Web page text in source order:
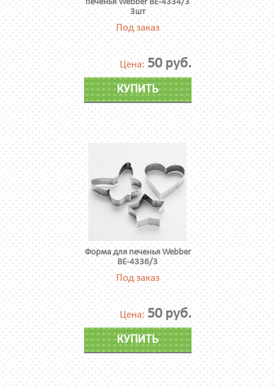
печенья Webber ВЕ-4334/3
3шт
Под заказ
Цена: 50 руб.
КУПИТЬ
Форма для печенья Webber
ВЕ-4336/3
Под заказ
Цена: 50 руб.
КУПИТЬ